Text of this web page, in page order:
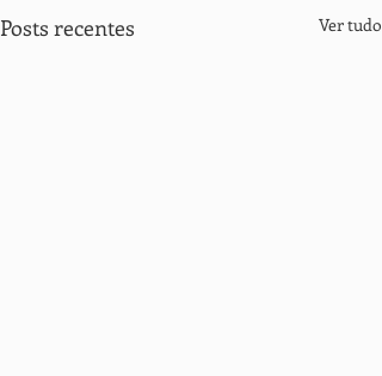
Posts recentes Ver tudo